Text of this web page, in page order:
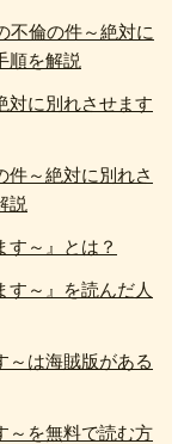
不倫の件～絶対に
順を解説
対に別れさせます
件～絶対に別れさ
説
す～』とは？
す～』を読んだ人
～は海賊版がある
～を無料で読む方